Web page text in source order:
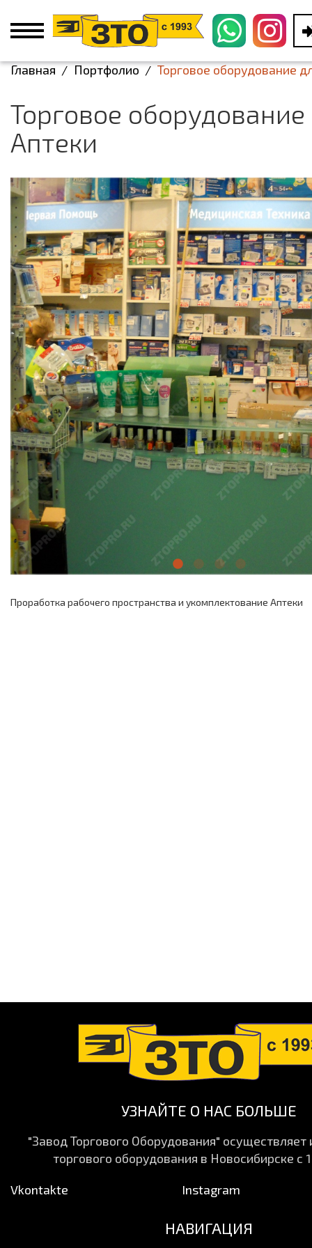
Главная Портфолио Торговое оборудование
Торговое
Аптеки
Проработка рабочего пространства и укомплектование Аптеки
УЗНАЙТЕ О НАС БОЛЬШЕ
"Завод Торгового Оборудования" осуществляет
торгового оборудования в Новосибирске с
Vkontakte Instagram
НАВИГАЦИЯ